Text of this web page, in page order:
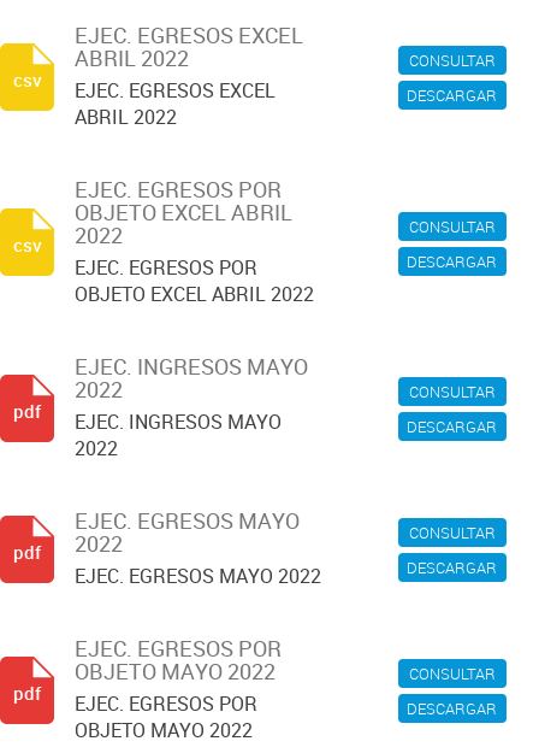
CONSULTAR
DESCARGAR
EJEC. EGRESOS EXCEL
ABRIL 2022
EJEC. EGRESOS EXCEL
ABRIL 2022
csv
CONSULTAR
DESCARGAR
EJEC. EGRESOS POR
OBJETO EXCEL ABRIL
2022
EJEC. EGRESOS POR
OBJETO EXCEL ABRIL 2022
csv
CONSULTAR
DESCARGAR
EJEC. INGRESOS MAYO
2022
EJEC. INGRESOS MAYO
2022
pdf
CONSULTAR
DESCARGAR
EJEC. EGRESOS MAYO
2022
EJEC. EGRESOS MAYO 2022
pdf
CONSULTAR
DESCARGAR
EJEC. EGRESOS POR
OBJETO MAYO 2022
EJEC. EGRESOS POR
OBJETO MAYO 2022
pdf